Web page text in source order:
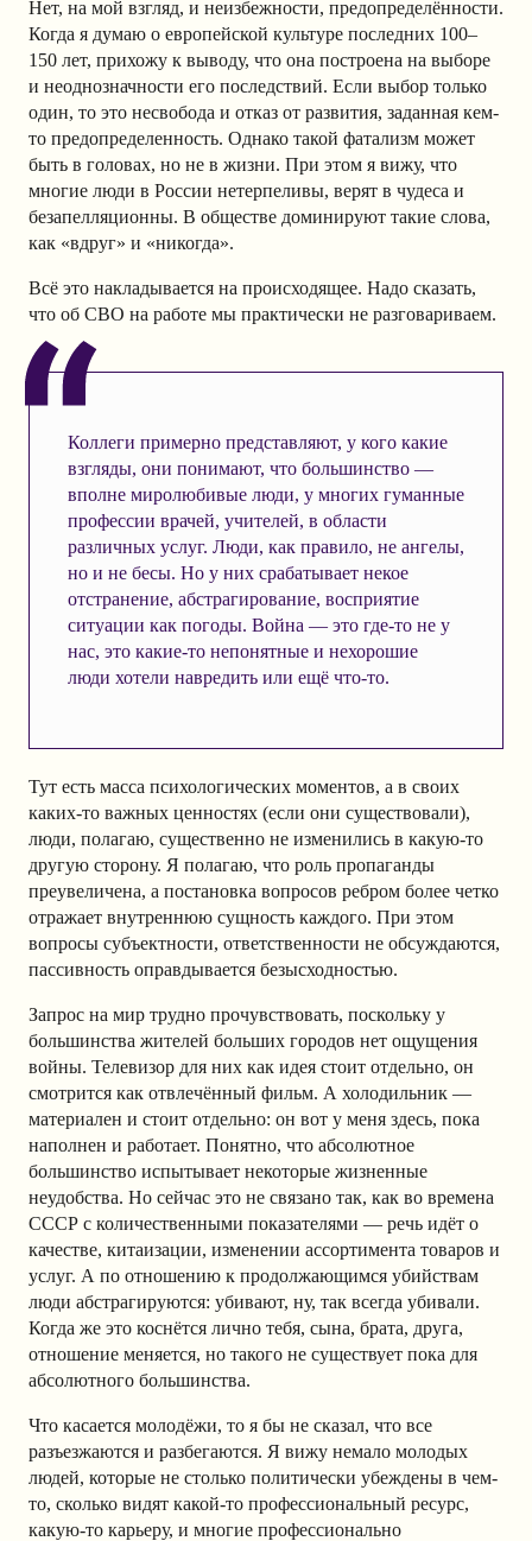
Нет, на мой взгляд, и неизбежности, предопределённости.
Когда я думаю о европейской культуре последних 100–
150 лет, прихожу к выводу, что она построена на выборе
и неоднозначности его последствий. Если выбор только
один, то это несвобода и отказ от развития, заданная кем-
то предопределенность. Однако такой фатализм может
быть в головах, но не в жизни. При этом я вижу, что
многие люди в России нетерпеливы, верят в чудеса и
безапелляционны. В обществе доминируют такие слова,
как «вдруг» и «никогда».
Всё это накладывается на происходящее. Надо сказать,
что об СВО на работе мы практически не разговариваем.
Коллеги примерно представляют, у кого какие
взгляды, они понимают, что большинство —
вполне миролюбивые люди, у многих гуманные
профессии врачей, учителей, в области
различных услуг. Люди, как правило, не ангелы,
но и не бесы. Но у них срабатывает некое
отстранение, абстрагирование, восприятие
ситуации как погоды. Война — это где-то не у
нас, это какие-то непонятные и нехорошие
люди хотели навредить или ещё что-то.
Тут есть масса психологических моментов, а в своих
каких-то важных ценностях (если они существовали),
люди, полагаю, существенно не изменились в какую-то
другую сторону. Я полагаю, что роль пропаганды
преувеличена, а постановка вопросов ребром более четко
отражает внутреннюю сущность каждого. При этом
вопросы субъектности, ответственности не обсуждаются,
пассивность оправдывается безысходностью.
Запрос на мир трудно прочувствовать, поскольку у
большинства жителей больших городов нет ощущения
войны. Телевизор для них как идея стоит отдельно, он
смотрится как отвлечённый фильм. А холодильник —
материален и стоит отдельно: он вот у меня здесь, пока
наполнен и работает. Понятно, что абсолютное
большинство испытывает некоторые жизненные
неудобства. Но сейчас это не связано так, как во времена
СССР с количественными показателями — речь идёт о
качестве, китаизации, изменении ассортимента товаров и
услуг. А по отношению к продолжающимся убийствам
люди абстрагируются: убивают, ну, так всегда убивали.
Когда же это коснётся лично тебя, сына, брата, друга,
отношение меняется, но такого не существует пока для
абсолютного большинства.
Что касается молодёжи, то я бы не сказал, что все
разъезжаются и разбегаются. Я вижу немало молодых
людей, которые не столько политически убеждены в чем-
то, сколько видят какой-то профессиональный ресурс,
какую-то карьеру, и многие профессионально